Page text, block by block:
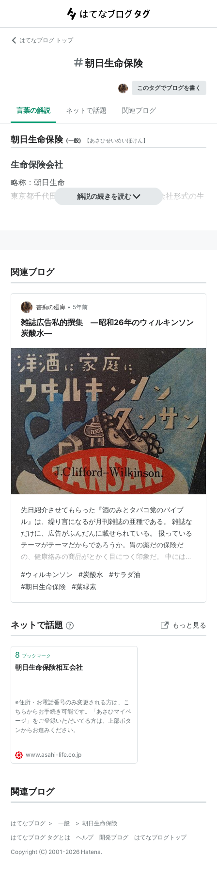
はてなブログ トップ
朝日生命保険
このタグでブログを書く
言葉の解説 ネットで話題 関連ブログ
朝日生命保険 (一般) 【あさひせいめいほけん】
生命保険会社
略称：朝日生命
東京都千代田区 大手町に本社をおく、 相互会社形式の生
解説の続きを読む
関連ブログ
書痴の廻廊 • 5年前
雑誌広告私的撰集 ―昭和26年のウィルキンソン
炭酸水―
先日紹介させてもらった『酒のみとタバコ党のバイブ
ル』は、繰り言になるが月刊雑誌の亜種である。 雑誌な
だけに、広告がふんだんに載せられている。 扱っている
テーマがテーマだからであろうか。胃の薬だの保険だ
の、健康絡みの商品がとかく目につく印象だ。 中にはこ
メリカで話題の葉緑素、グリンポール注うんぬん。ざっ
と字面を追う限り、どうも葉緑素の皮下注射を奨めるも
のであるらしい。 効果の方を覗いてみると、 胃潰瘍・腸
症・結核をも治癒せしめ、 顔面からはニキビやソバカ
ス、小皺が消えてつるっつるのたまご肌が出来…
#ウィルキンソン #炭酸水 #サラダ油
#朝日生命保険 #葉緑素
ネットで話題 もっと見る
8 ブックマーク
朝日生命保険相互会社
※住所・お電話番号のみ変更される方は、こ
ちらからお手続き可能です。「あさひマイペ
ージ」をご登録いただいてる方は、上部ボタ
ンからお進みください。
www.asahi-life.co.jp
関連ブログ
はてなブログ > 一般 > 朝日生命保険
はてなブログ タグとは
ヘルプ 開発ブログ
はてなブログトップ
Copyright (C) 2001-2026 Hatena.